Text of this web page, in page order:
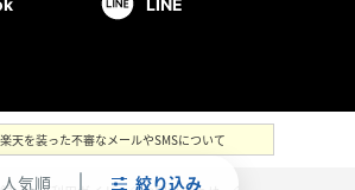
人気順 絞り込み
LINE
楽天を装った不審なメールやSMSについて